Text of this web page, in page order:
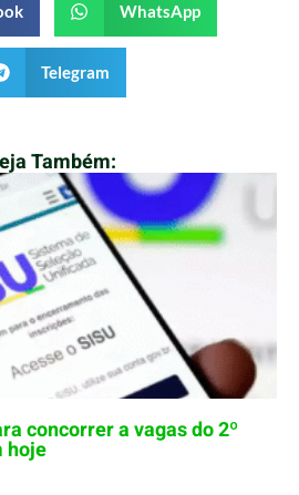
WhatsApp
Telegram
Também:
concorrer a vagas do 2º
hoje